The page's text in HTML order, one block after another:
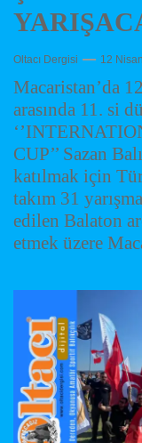
Oltacı Dergisi 12
Macaristan’da
arasında 11. si
CUP’’ Sazan
katılmak için
takım 31
edilen Balaton
etmek üzere